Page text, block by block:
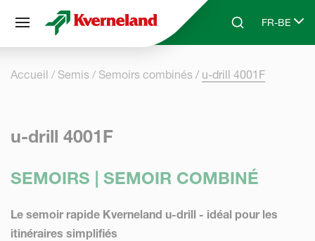
Skip to main content
SearchFR-BE
Select
Accueil Semis Semoirs combinés u-drill 4001F
u-drill 4001F
SEMOIRS | SEMOIR COMBINÉ
Le semoir rapide Kverneland u-drill - idéal pour les
itinéraires simplifiés
Panneau de gestion des cookies